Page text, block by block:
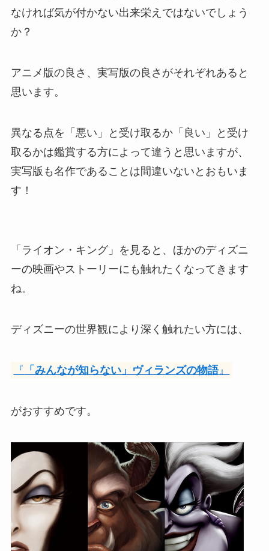
なければ気が付かない出来栄えではないでしょう
か？
アニメ版の良さ、実写版の良さがそれぞれあると
思います。
異なる点を「悪い」と受け取るか「良い」と受け
取るかは鑑賞する方によって違うと思いますが、
実写版も名作であることは間違いないとおもいま
す！
「ライオン・キング」を見ると、ほかのディズニ
ーの映画やストーリーにも触れたくなってきます
ね。
ディズニーの世界観により深く触れたい方には、
『 「みんなが知らない」ヴィランズの物語』
がおすすめです。